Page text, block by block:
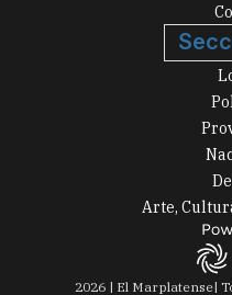
Arte,
2026| El Marplatense|